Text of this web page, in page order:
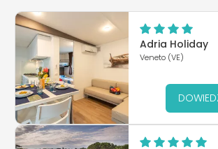
Adria Holiday
Veneto (VE)